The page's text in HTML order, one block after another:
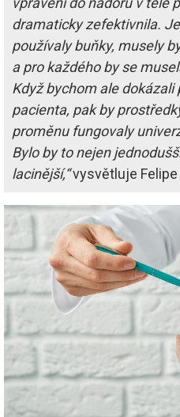
dramaticky zefektivnila.
používaly buňky, musely
a pro každého by se
Když bychom ale
pacienta, pak by
proměnu fungovaly
Bylo by to nejen
lacinější,“vysvětluje Felipe
Image